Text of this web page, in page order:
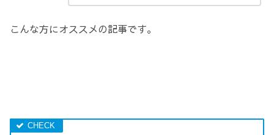
こんな方にオススメの記事です。